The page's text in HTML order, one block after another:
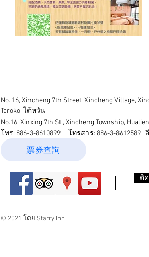
No. 16, Xincheng 7th Street, Xincheng Village,
Taroko, ไต้หวัน
No.16, Xinxing 7th St., Xincheng Township,
โทร: 886-3-8610899 โทรสาร: 886-3-8612589
票券查詢
ติ
© 2021 โดย Starry Inn